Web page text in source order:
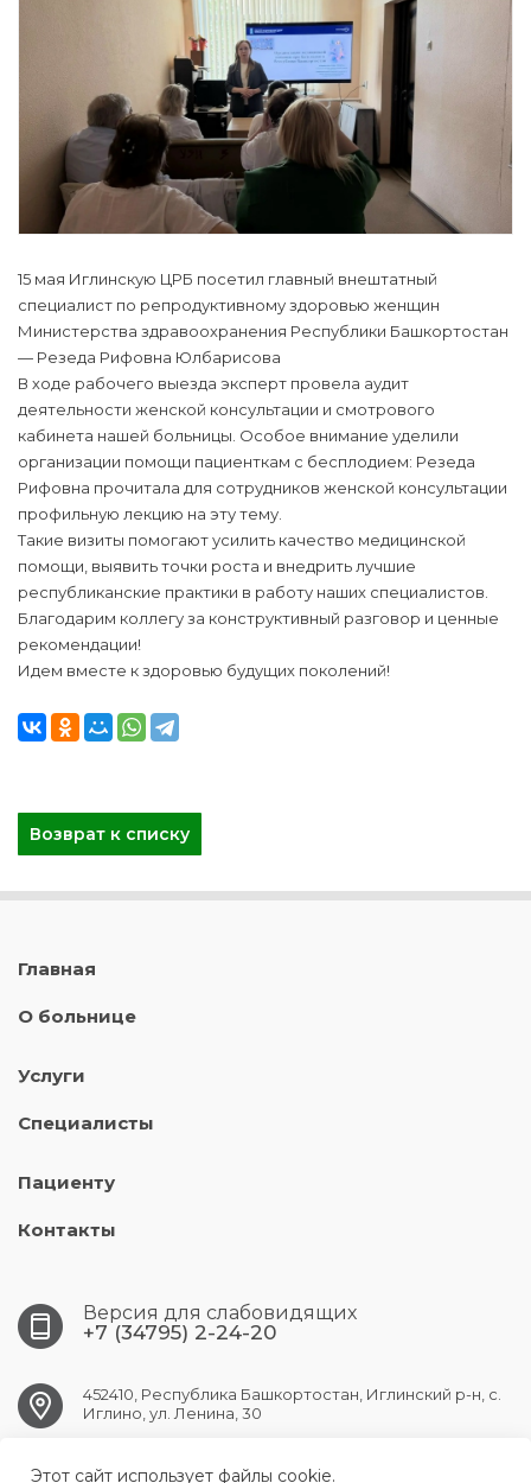
15 мая Иглинскую ЦРБ посетил главный внештатный
специалист по репродуктивному здоровью женщин
Министерства здравоохранения Республики Башкортостан
— Резеда Рифовна Юлбарисова
В ходе рабочего выезда эксперт провела аудит
деятельности женской консультации и смотрового
кабинета нашей больницы. Особое внимание уделили
организации помощи пациенткам с бесплодием: Резеда
Рифовна прочитала для сотрудников женской консультации
профильную лекцию на эту тему.
Такие визиты помогают усилить качество медицинской
помощи, выявить точки роста и внедрить лучшие
республиканские практики в работу наших специалистов.
Благодарим коллегу за конструктивный разговор и ценные
рекомендации!
Идем вместе к здоровью будущих поколений!
Возврат к списку
Главная
О больнице
Услуги
Специалисты
Пациенту
Контакты
Версия для слабовидящих
+7 (34795) 2-24-20
452410, Республика Башкортостан, Иглинский р-н, с.
Иглино, ул. Ленина, 30
iglino.crb@doctorrb.ru
Этот сайт использует файлы cookie.